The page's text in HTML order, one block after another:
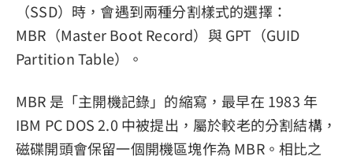
（SSD）時，會遇到兩種分割樣式的選擇：
MBR（Master Boot Record）與 GPT（GUID
Partition Table）。
MBR 是「主開機記錄」的縮寫，最早在 1983 年
IBM PC DOS 2.0 中被提出，屬於較老的分割結構，
磁碟開頭會保留一個開機區塊作為 MBR。相比之